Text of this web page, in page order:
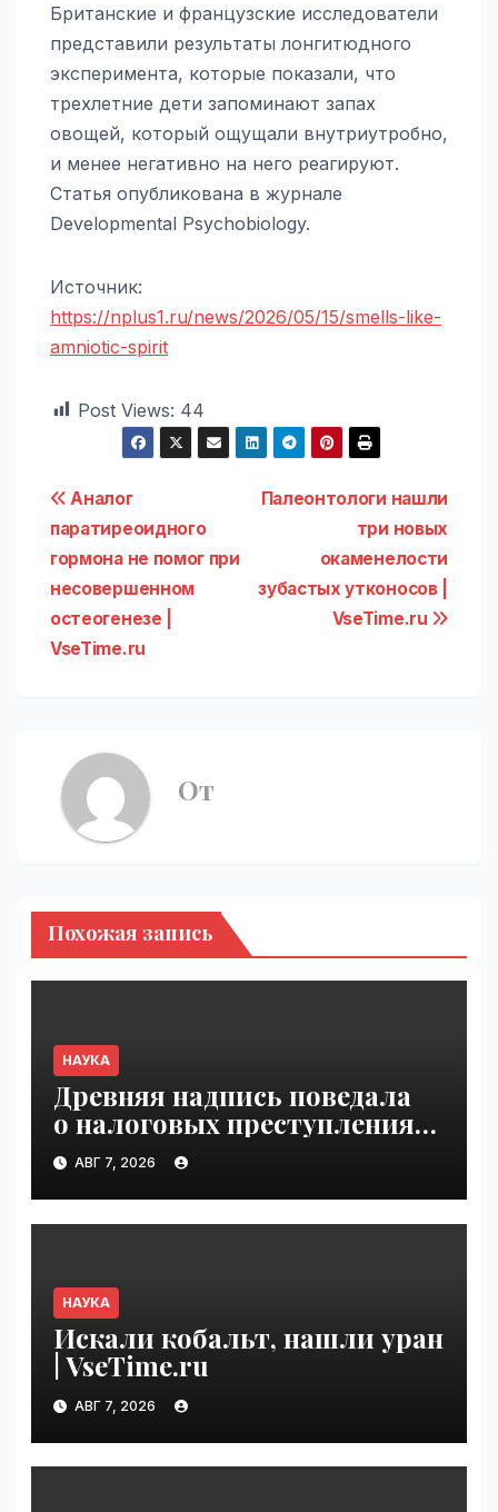
Британские и французские исследователи
представили результаты лонгитюдного
эксперимента, которые показали, что
трехлетние дети запоминают запах
овощей, который ощущали внутриутробно,
и менее негативно на него реагируют.
Статья опубликована в журнале
Developmental Psychobiology.
Источник:
https://nplus1.ru/news/2026/05/15/smells-like-
amniotic-spirit
Post Views: 44
Навигация
по
записям
Палеонтологи нашли
три новых
окаменелости
зубастых утконосов |
VseTime.ru
Аналог
паратиреоидного
гормона не помог при
несовершенном
остеогенезе |
VseTime.ru
От
Похожая запись
НАУКА
Древняя надпись поведала
о налоговых преступлениях |
VseTime.ru
АВГ 7, 2026
НАУКА
Искали кобальт, нашли уран
| VseTime.ru
АВГ 7, 2026